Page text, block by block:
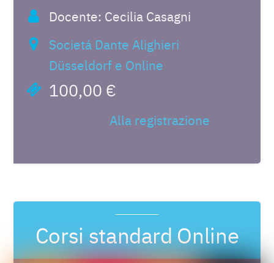
Docente: Cecilia Casagni
Societá Dante Alighieri
Düsseldorf e Online
100,00 €
Alla registrazione
Corsi standard Online